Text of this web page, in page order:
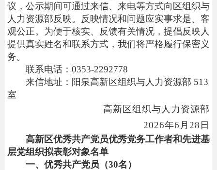
议，公示期间可通过来信、来电等方式向区组织与
人力资源部反映。反映情况和问题应实事求是、客
观公正。为便于核实、反馈有关情况，提倡反映人
提供真实姓名和联系方式，我们将严格履行保密义
务。
联系电话：0353-2292778
来信地址：阳泉高新区组织与人力资源部 513
室
高新区组织与人力资源部
2026年6月28日
高新区优秀共产党员优秀党务工作者和先进基
层党组织拟表彰对象名单
一、优秀共产党员（30名）